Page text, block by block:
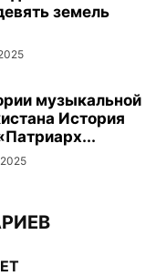
земель
музыкальной
История